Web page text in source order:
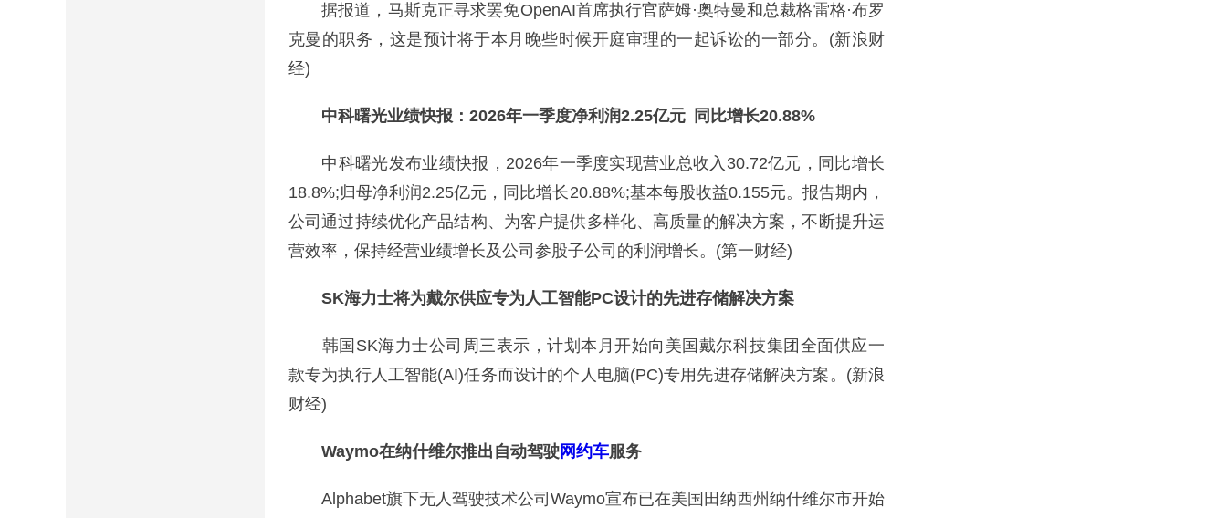
据报道，马斯克正寻求罢免OpenAI首席执行官萨姆·奥特曼和总裁格雷格·布罗
克曼的职务，这是预计将于本月晚些时候开庭审理的一起诉讼的一部分。(新浪财
经)
中科曙光业绩快报：2026年一季度净利润2.25亿元 同比增长20.88%
中科曙光发布业绩快报，2026年一季度实现营业总收入30.72亿元，同比增长
18.8%;归母净利润2.25亿元，同比增长20.88%;基本每股收益0.155元。报告期内，
公司通过持续优化产品结构、为客户提供多样化、高质量的解决方案，不断提升运
营效率，保持经营业绩增长及公司参股子公司的利润增长。(第一财经)
SK海力士将为戴尔供应专为人工智能PC设计的先进存储解决方案
韩国SK海力士公司周三表示，计划本月开始向美国戴尔科技集团全面供应一
款专为执行人工智能(AI)任务而设计的个人电脑(PC)专用先进存储解决方案。(新浪
财经)
Waymo在纳什维尔推出自动驾驶网约车服务
Alphabet旗下无人驾驶技术公司Waymo宣布已在美国田纳西州纳什维尔市开始